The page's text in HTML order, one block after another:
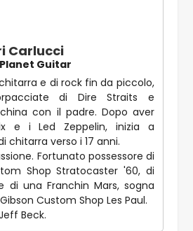
Carlucci
Planet Guitar
e di rock fin da piccolo,
di Dire Straits e
con il padre. Dopo aver
e i Led Zeppelin, inizia a
chitarra verso i 17 anni.
Fortunato possessore di
Shop Stratocaster '60, di
di una Franchin Mars, sogna
Custom Shop Les Paul.
Beck.